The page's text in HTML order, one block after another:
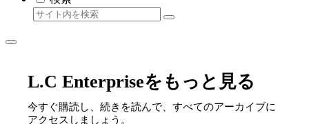
L.C Enterpriseをもっと見る
今すぐ購読し、続きを読んで、すべてのアーカイブに
アクセスしましょう。